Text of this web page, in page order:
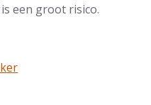
een groot risico.